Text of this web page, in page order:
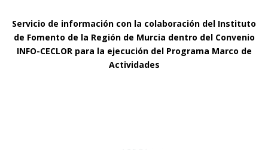
Servicio de información con la colaboración del Instituto
de Fomento de la Región de Murcia dentro del Convenio
INFO-CECLOR para la ejecución del Programa Marco de
Actividades